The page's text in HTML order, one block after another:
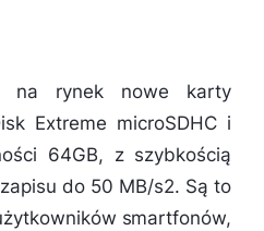
na rynek nowe karty
Extreme microSDHC i
64GB, z szybkością
do 50 MB/s2. Są to
smartfonów,